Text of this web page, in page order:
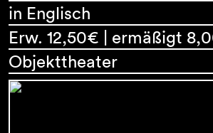
in Englisch
Erw. 12,50€ | ermäßigt
Objekttheater